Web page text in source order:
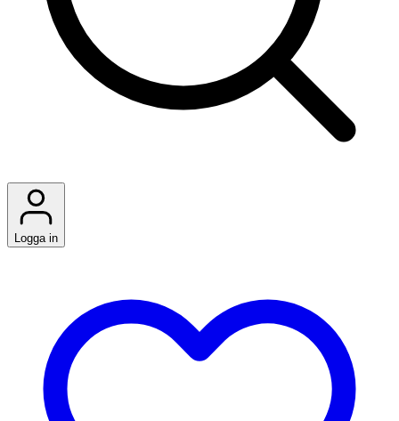
Logga in